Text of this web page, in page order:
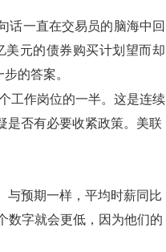
一直在交易员的脑海中回
美元的债券购买计划望而却
的答案。
工作岗位的一半。这是连续
是否有必要收紧政策。美联
预期一样，平均时薪同比
数字就会更低，因为他们的